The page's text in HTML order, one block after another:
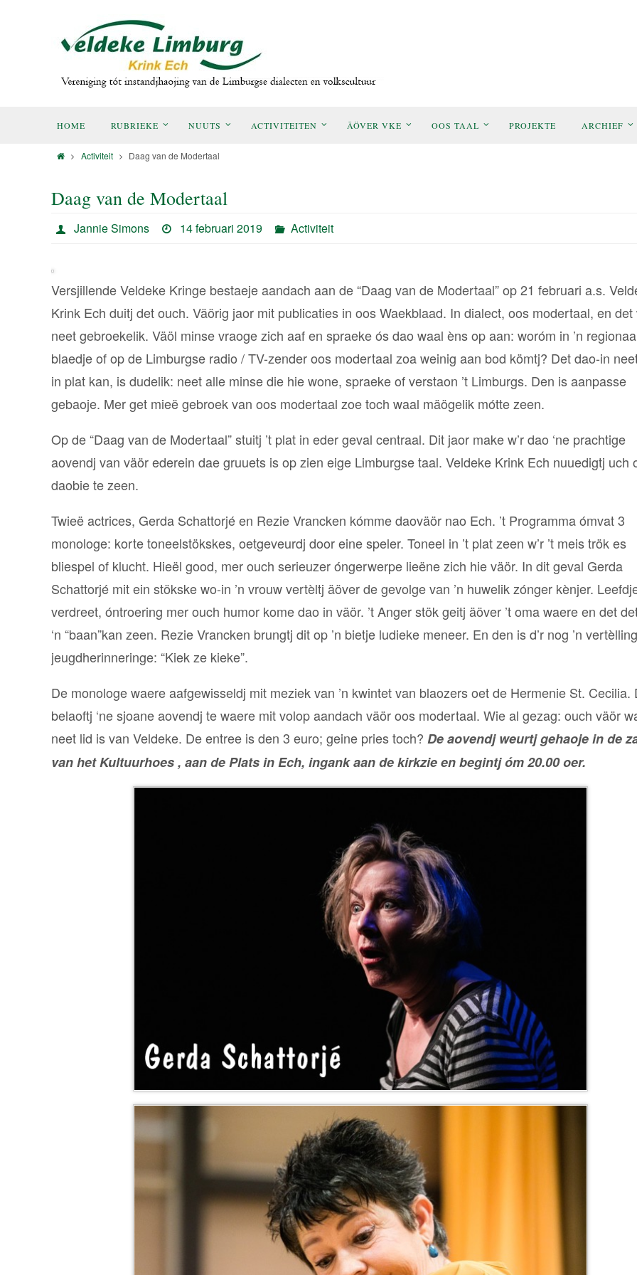
HOME RUBRIEKE NUUTS ACTIVITEITEN ÄÖVER VKE OOS TAAL PROJEKTE ARCHIEF
Activiteit Daag van de Modertaal
Daag van de Modertaal
Jannie Simons 14 februari 2019 Activiteit
Versjillende Veldeke Kringe bestaeje aandach aan de “Daag van de Modertaal” op 21 februari a.s.
Krink Ech duitj det ouch. Väörig jaor mit publicaties in oos Waekblaad. In dialect, oos modertaal, en det
neet gebroekelik. Väöl minse vraoge zich aaf en spraeke ós dao waal èns op aan: woróm in ’n
blaedje of op de Limburgse radio / TV-zender oos modertaal zoa weinig aan bod kömtj? Det dao-in
in plat kan, is dudelik: neet alle minse die hie wone, spraeke of verstaon ’t Limburgs. Den is aanpasse
gebaoje. Mer get mieë gebroek van oos modertaal zoe toch waal mäögelik mótte zeen.
Op de “Daag van de Modertaal” stuitj ’t plat in eder geval centraal. Dit jaor make w’r dao ‘ne prachtige
aovendj van väör ederein dae gruuets is op zien eige Limburgse taal. Veldeke Krink Ech nuuedigtj uch
daobie te zeen.
Twieë actrices, Gerda Schattorjé en Rezie Vrancken kómme daoväör nao Ech. ’t Programma ómvat 3
monologe: korte toneelstökskes, oetgeveurdj door eine speler. Toneel in ’t plat zeen w’r ’t meis trök es
bliespel of klucht. Hieël good, mer ouch serieuzer óngerwerpe lieëne zich hie väör. In dit geval Gerda
Schattorjé mit ein stökske wo-in ’n vrouw vertèltj äöver de gevolge van ’n huwelik zónger kènjer.
verdreet, óntroering mer ouch humor kome dao in väör. ’t Anger stök geitj äöver ’t oma waere en det
‘n “baan”kan zeen. Rezie Vrancken brungtj dit op ’n bietje ludieke meneer. En den is d’r nog ’n
jeugdherinneringe: “Kiek ze kieke”.
De monologe waere aafgewisseldj mit meziek van ’n kwintet van blaozers oet de Hermenie St. Cecilia.
belaoftj ‘ne sjoane aovendj te waere mit volop aandach väör oos modertaal. Wie al gezag: ouch väör
neet lid is van Veldeke. De entree is den 3 euro; geine pries toch? De aovendj weurtj gehaoje in de
van het Kultuurhoes , aan de Plats in Ech, ingank aan de kirkzie en begintj óm 20.00 oer.